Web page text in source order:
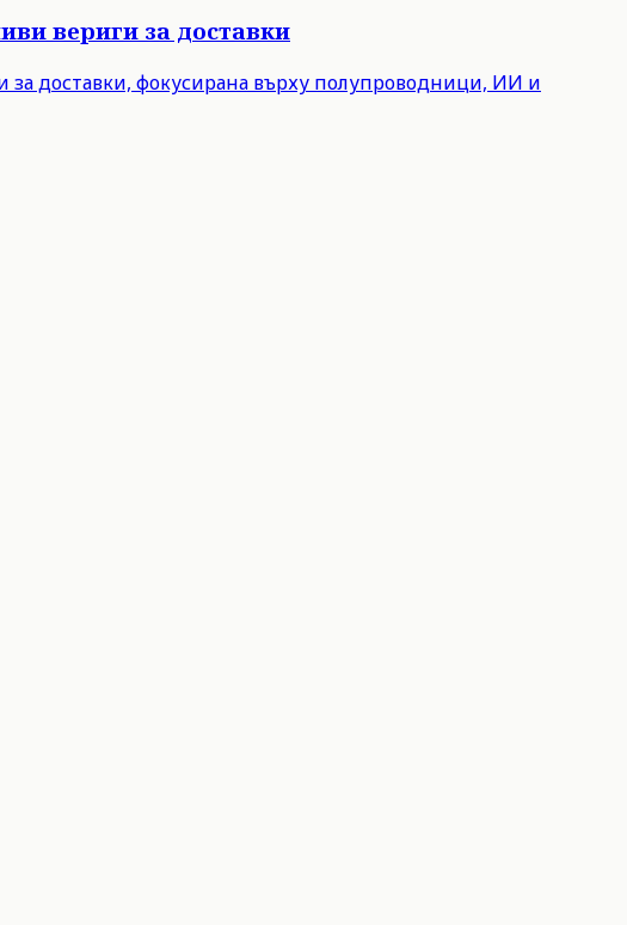
вериги за доставки
доставки, фокусирана върху полупроводници, ИИ и